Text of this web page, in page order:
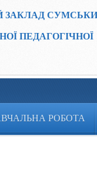
ЗАКЛАД
ПЕДАГОГІЧНОЇ
РОБОТА